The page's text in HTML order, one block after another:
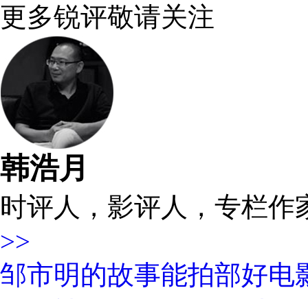
更多锐评敬请关注
韩浩月
时评人，影评人，专栏作
>>
邹市明的故事能拍部好电